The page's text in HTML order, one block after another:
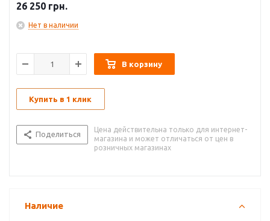
26 250 грн.
Нет в наличии
В корзину
Купить в 1 клик
Поделиться
Цена действительна только для интернет-
магазина и может отличаться от цен в
розничных магазинах
Наличие